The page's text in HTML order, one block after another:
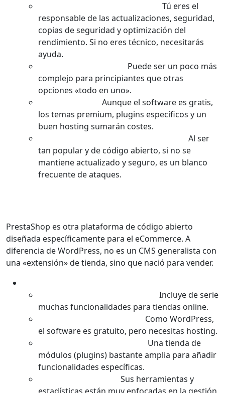
Tú eres el
responsable de las actualizaciones, seguridad,
copias de seguridad y optimización del
rendimiento. Si no eres técnico, necesitarás
ayuda.
Puede ser un poco más
complejo para principiantes que otras
opciones «todo en uno».
Aunque el software es gratis,
los temas premium, plugins específicos y un
buen hosting sumarán costes.
Al ser
tan popular y de código abierto, si no se
mantiene actualizado y seguro, es un blanco
frecuente de ataques.
PrestaShop es otra plataforma de código abierto
diseñada específicamente para el eCommerce. A
diferencia de WordPress, no es un CMS generalista con
una «extensión» de tienda, sino que nació para vender.
Incluye de serie
muchas funcionalidades para tiendas online.
Como WordPress,
el software es gratuito, pero necesitas hosting.
Una tienda de
módulos (plugins) bastante amplia para añadir
funcionalidades específicas.
Sus herramientas y